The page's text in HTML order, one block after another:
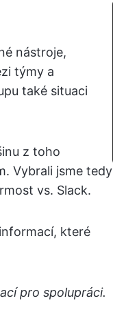
nástroje,
týmy a
také situaci
z toho
Vybrali jsme tedy
vs. Slack.
které
pro spolupráci.